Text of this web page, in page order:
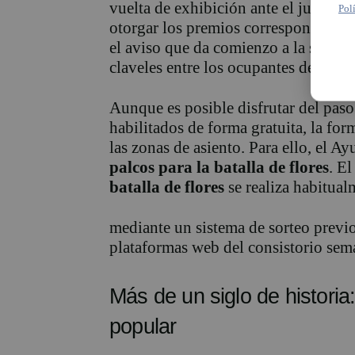
vuelta de exhibición ante el jurado,
otorgar los premios
el aviso que da comienzo a la
claveles entre los ocupantes de las
Aunque es posible disfrutar del
habilitados de forma gratuita, la
las zonas de asiento. Para ello, el
palcos para la batalla de flores. El
batalla de flores se realiza
mediante un sistema de sorteo
plataformas web del consistorio
Más de un siglo de
popular